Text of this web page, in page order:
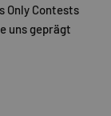
Only Contests
uns geprägt